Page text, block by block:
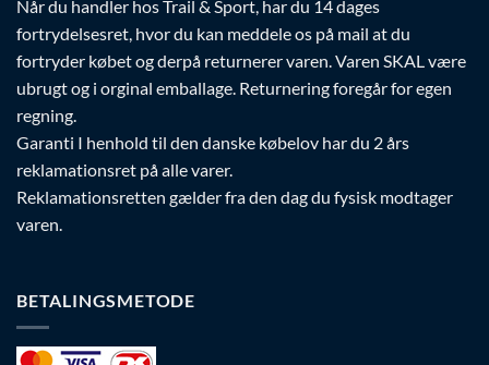
Når du handler hos Trail & Sport, har du 14 dages
fortrydelsesret, hvor du kan meddele os på mail at du
fortryder købet og derpå returnerer varen. Varen SKAL være
ubrugt og i orginal emballage. Returnering foregår for egen
regning.
Garanti I henhold til den danske købelov har du 2 års
reklamationsret på alle varer.
Reklamationsretten gælder fra den dag du fysisk modtager
varen.
BETALINGSMETODE